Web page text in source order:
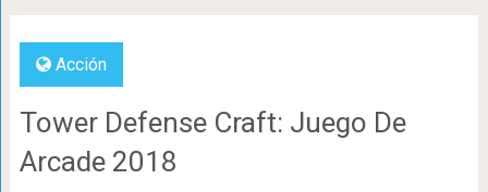
Acción
Tower Defense Craft: Juego De
Arcade 2018